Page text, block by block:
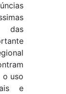
das
o uso
e